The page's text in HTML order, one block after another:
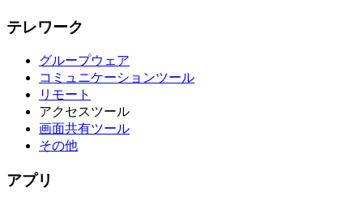
テレワーク
グループウェア
コミュニケーションツール
リモート
アクセスツール
画面共有ツール
その他
アプリ